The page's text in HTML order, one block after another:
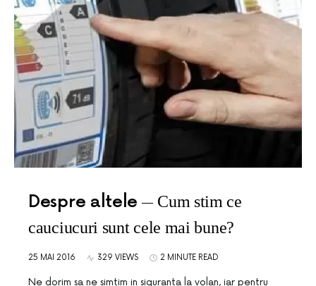
Despre altele
Cum stim ce
cauciucuri sunt cele mai bune?
25 MAI 2016 329 VIEWS 2 MINUTE READ
Ne dorim sa ne simtim in siguranta la volan, iar pentru